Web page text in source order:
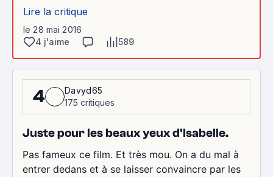
Lire la critique
le 28 mai 2016
4 j'aime
589
4
Davyd65
175 critiques
Juste pour les beaux yeux d'Isabelle.
Pas fameux ce film. Et très mou. On a du mal à
entrer dedans et à se laisser convaincre par les